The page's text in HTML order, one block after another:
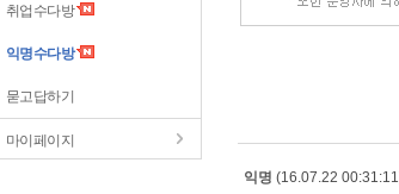
취업수다방
익명수다방
묻고답하기
마이페이지